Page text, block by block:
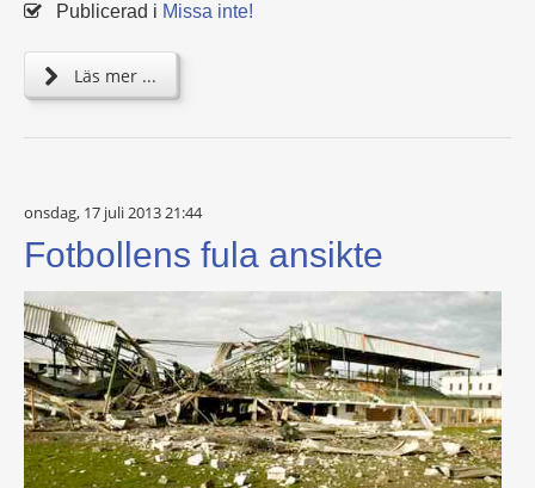
Publicerad i Missa inte!
Läs mer ...
onsdag, 17 juli 2013 21:44
Fotbollens fula ansikte